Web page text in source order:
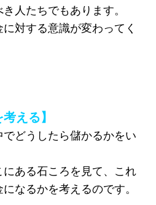
人たちでもあります。
対する意識が変わってく
える】
どうしたら儲かるかをい
ある石ころを見て、これ
なるかを考えるのです。